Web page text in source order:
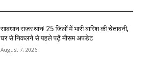
सावधान राजस्थान! 25 जिलों में भारी बारिश की चेतावनी,
घर से निकलने से पहले पढ़ें मौसम अपडेट
August 7, 2026